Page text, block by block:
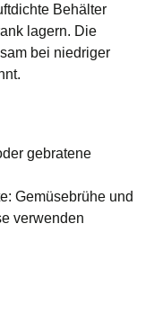
Behälter
lagern. Die
bei niedriger
gebratene
Gemüsebrühe und
verwenden